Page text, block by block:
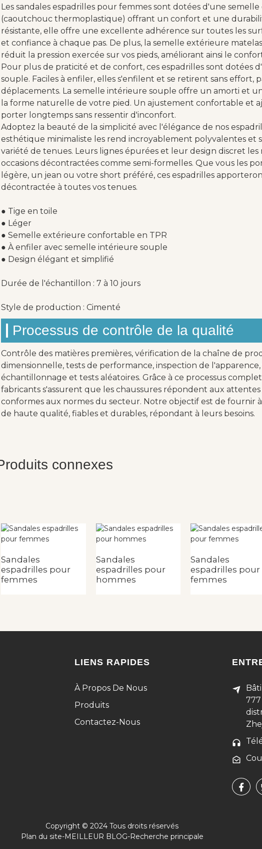
Les sandales espadrilles pour femmes sont dotées d'une
(caoutchouc thermoplastique) offrant un confort et une
résistante, elle offre une excellente adhérence sur toutes les
et confiance à chaque pas. De plus, la semelle extérieure
réduit la pression exercée sur vos pieds, améliorant ainsi le
Pour plus de praticité et de confort, ces espadrilles sont dotées
souple. Faciles à enfiler, elles s'enfilent et se retirent sans effort,
déplacements. La semelle intérieure souple offre un amorti et
la forme naturelle de votre pied. Un ajustement confortable et
porter longtemps sans ressentir d'inconfort.
Adoptez la beauté de la simplicité avec l'élégance de nos
esthétique minimaliste les rend incroyablement polyvalentes et
variété de tenues. Leurs lignes épurées et leur design discret
occasions décontractées comme semi-formelles. Que vous les
légère, un jean ou votre short préféré, ces espadrilles
décontractée à toutes vos tenues.
● Tige en toile
● Léger
● Semelle extérieure confortable en TPR
● À enfiler avec semelle intérieure souple
● Design élégant et simplifié
Durée de l'échantillon : 7 à 10 jours
Style de production : Cimenté
Processus de contrôle de la qualité
Contrôle des matières premières, vérification de la chaîne de
dimensionnelle, tests de performance, inspection de
échantillonnage et tests aléatoires. Grâce à ce processus
fabricants s'assurent que les chaussures répondent aux
conformes aux normes du secteur. Notre objectif est de fournir
de haute qualité, fiables et durables, répondant à leurs besoins.
connexes
Sandales
espadrilles pour
femmes
Sandales
espadrilles pour
hommes
Sandales
espadrilles pour
femmes
LIENS RAPIDES
À Propos De Nous
Produits
Contactez-Nous
Copyright © 2024 Tous droits réservés
Plan du site-MEILLEUR BLOG-Recherche principale